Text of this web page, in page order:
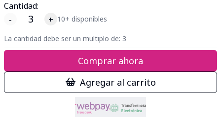
Cantidad:
-
+ 10+ disponibles
La cantidad debe ser un multiplo de: 3
Comprar ahora
Agregar al carrito